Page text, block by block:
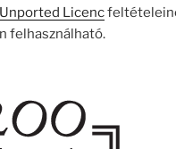
Licenc
felhasználható.